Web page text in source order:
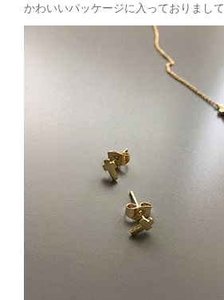
かわいいパッケージに入っておりまして